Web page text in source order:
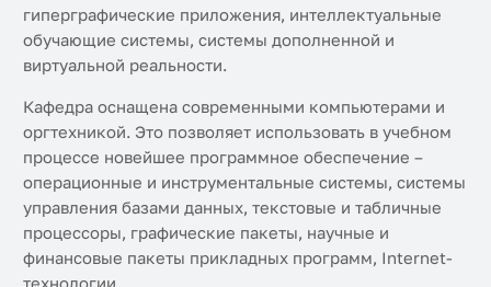
гиперграфические приложения, интеллектуальные
обучающие системы, системы дополненной и
виртуальной реальности.
Кафедра оснащена современными компьютерами и
оргтехникой. Это позволяет использовать в учебном
процессе новейшее программное обеспечение –
операционные и инструментальные системы, системы
управления базами данных, текстовые и табличные
процессоры, графические пакеты, научные и
финансовые пакеты прикладных программ, Internet-
технологии.